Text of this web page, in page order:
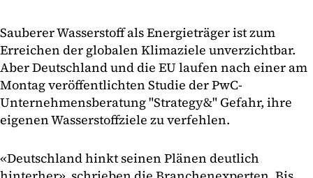
Sauberer Wasserstoff als Energieträger ist zum
Erreichen der globalen Klimaziele unverzichtbar.
Aber Deutschland und die EU laufen nach einer am
Montag veröffentlichten Studie der PwC-
Unternehmensberatung "Strategy&" Gefahr, ihre
eigenen Wasserstoffziele zu verfehlen.
«Deutschland hinkt seinen Plänen deutlich